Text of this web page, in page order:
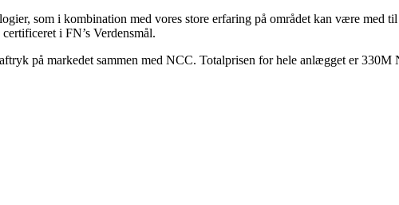
som i kombination med vores store erfaring på området kan være med
i FN’s Verdensmål.
på markedet sammen med NCC. Totalprisen for hele anlægget er